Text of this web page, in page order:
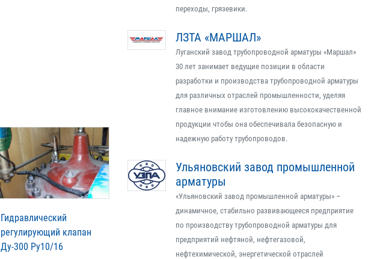
Гидравлический
регулирующий клапан
Ду-300 Ру10/16
переходы, грязевики.
ЛЗТА «МАРШАЛ»
Луганский завод трубопроводной арматуры «Маршал»
30 лет занимает ведущие позиции в области
разработки и производства трубопроводной арматуры
для различных отраслей промышленности, уделяя
главное внимание изготовлению высококачественной
продукции чтобы она обеспечивала безопасную и
надежную работу трубопроводов.
Ульяновский завод промышленной
арматуры
«Ульяновский завод промышленной арматуры» –
динамичное, стабильно развивающееся предприятие
по производству трубопроводной арматуры для
предприятий нефтяной, нефтегазовой,
нефтехимической, энергетической отраслей